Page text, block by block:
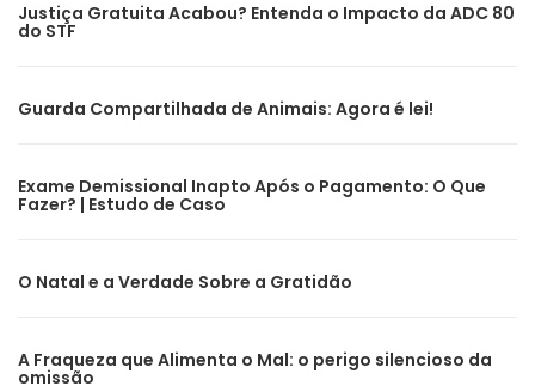
Justiça Gratuita Acabou? Entenda o Impacto da ADC 80
do STF
Guarda Compartilhada de Animais: Agora é lei!
Exame Demissional Inapto Após o Pagamento: O Que
Fazer? | Estudo de Caso
O Natal e a Verdade Sobre a Gratidão
A Fraqueza que Alimenta o Mal: o perigo silencioso da
omissão